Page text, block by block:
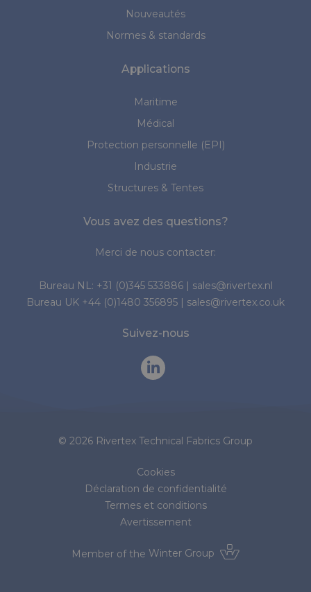
Nouveautés
Normes & standards
Applications
Maritime
Médical
Protection personnelle (EPI)
Industrie
Structures & Tentes
Vous avez des questions?
Merci de nous contacter:
Bureau NL: +31 (0)345 533886| sales@rivertex.nl
Bureau UK +44 (0)1480 356895 | sales@rivertex.co.uk
Suivez-nous
© 2026 Rivertex Technical Fabrics Group
Cookies
Déclaration de confidentialité
Termes et conditions
Avertissement
Member of theWinter Group